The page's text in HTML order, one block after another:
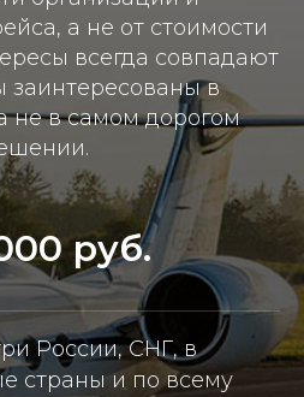
а не от стоимости
всегда совпадают
в
не в самом дорогом
руб.
России, СНГ, в
страны и по всему